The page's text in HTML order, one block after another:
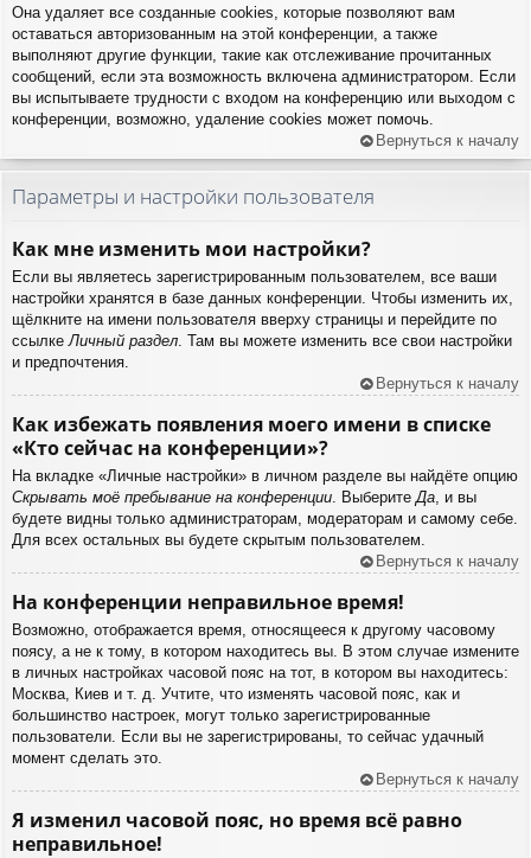
Она удаляет все созданные cookies, которые позволяют вам
оставаться авторизованным на этой конференции, а также
выполняют другие функции, такие как отслеживание прочитанных
сообщений, если эта возможность включена администратором. Если
вы испытываете трудности с входом на конференцию или выходом с
конференции, возможно, удаление cookies может помочь.
Вернуться к началу
Параметры и настройки пользователя
Как мне изменить мои настройки?
Если вы являетесь зарегистрированным пользователем, все ваши
настройки хранятся в базе данных конференции. Чтобы изменить их,
щёлкните на имени пользователя вверху страницы и перейдите по
ссылке Личный раздел . Там вы можете изменить все свои настройки
и предпочтения.
Вернуться к началу
Как избежать появления моего имени в списке
«Кто сейчас на конференции»?
На вкладке «Личные настройки» в личном разделе вы найдёте опцию
Скрывать моё пребывание на конференции . Выберите Да , и вы
будете видны только администраторам, модераторам и самому себе.
Для всех остальных вы будете скрытым пользователем.
Вернуться к началу
На конференции неправильное время!
Возможно, отображается время, относящееся к другому часовому
поясу, а не к тому, в котором находитесь вы. В этом случае измените
в личных настройках часовой пояс на тот, в котором вы находитесь:
Москва, Киев и т. д. Учтите, что изменять часовой пояс, как и
большинство настроек, могут только зарегистрированные
пользователи. Если вы не зарегистрированы, то сейчас удачный
момент сделать это.
Вернуться к началу
Я изменил часовой пояс, но время всё равно
неправильное!